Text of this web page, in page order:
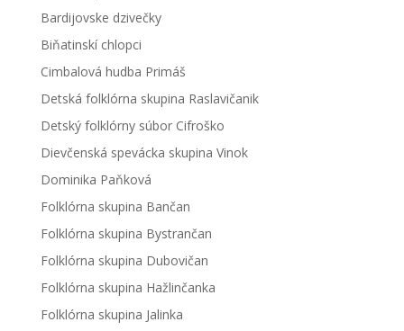
Bardijovske dzivečky
Biňatinskí chlopci
Cimbalová hudba Primáš
Detská folklórna skupina Raslavičanik
Detský folklórny súbor Cifroško
Dievčenská spevácka skupina Vinok
Dominika Paňková
Folklórna skupina Bančan
Folklórna skupina Bystrančan
Folklórna skupina Dubovičan
Folklórna skupina Hažlinčanka
Folklórna skupina Jalinka